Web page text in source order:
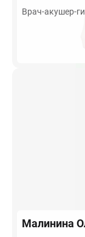
Врач-акушер-
Малинина